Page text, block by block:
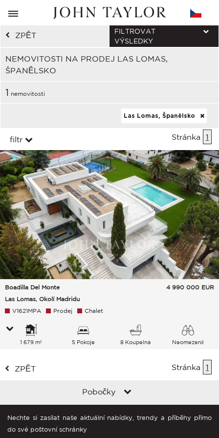
ZPĚT
NEMOVITOSTI NA PRODEJ LAS LOMAS,
ŠPANĚLSKO
FILTROVAT
VÝSLEDKY
1 nemovitosti
Las Lomas, Španělsko
filtr Stránka 1
Boadilla Del Monte
Las Lomas, Okolí Madridu
4 990 000 EUR
V1621MPA Prodej Chalet
1 679 m² 5 Pokoje 8 Koupelna Neomezeně
ZPĚT Stránka 1
Pobočky
Nechte si zasílat naše aktuální nabídky, trendy a příběhy přímo
do své poštovní schránky